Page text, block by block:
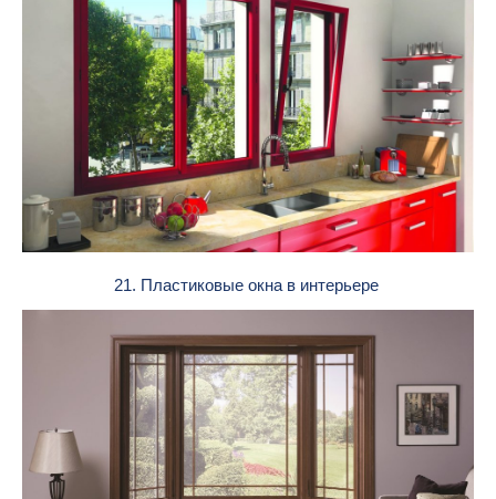
21. Пластиковые окна в интерьере